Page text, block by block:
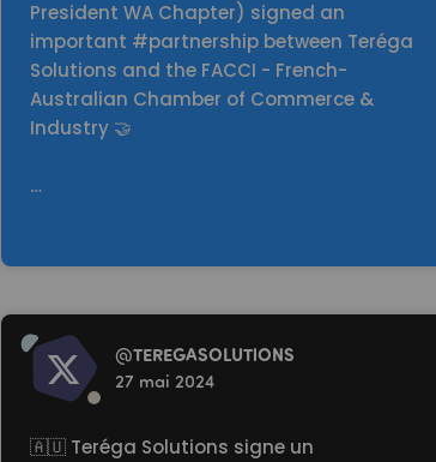
President WA Chapter) signed an
important #partnership between Teréga
Solutions and the FACCI - French-
Australian Chamber of Commerce &
Industry 🤝
…
Read more
@TEREGASOLUTlONS
27 mai 2024
🇦🇺 Teréga Solutions signe un